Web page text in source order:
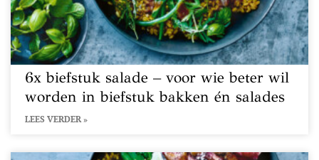
6x biefstuk salade – voor wie beter wil
worden in biefstuk bakken én salades
LEES VERDER »